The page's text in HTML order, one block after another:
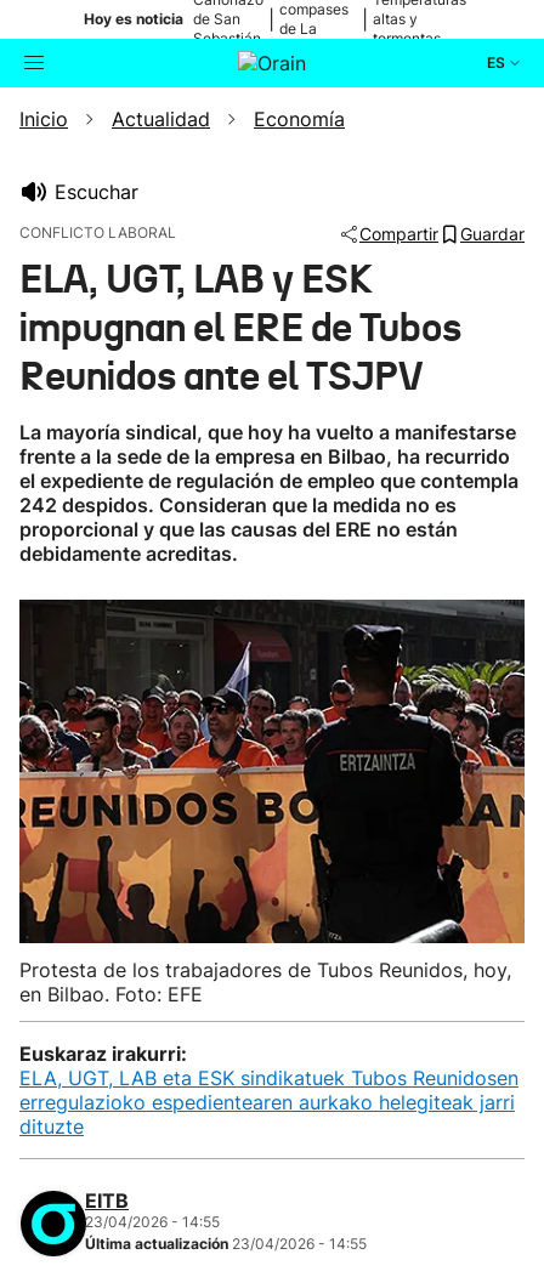
Hoy es noticia de San
Sebastián
compases
de La
altas y
tormentas
ES
Buscador Actualidad
Ikusmiran
Eguraldia
Inicio Actualidad Economía
Escuchar
CONFLICTO LABORAL Compartir Guardar
ELA, UGT, LAB y ESK
impugnan el ERE de Tubos
Reunidos ante el TSJPV
La mayoría sindical, que hoy ha vuelto a manifestarse
frente a la sede de la empresa en Bilbao, ha recurrido
el expediente de regulación de empleo que contempla
242 despidos. Consideran que la medida no es
proporcional y que las causas del ERE no están
debidamente acreditas.
Protesta de los trabajadores de Tubos Reunidos, hoy,
en Bilbao. Foto: EFE
Euskaraz irakurri:
ELA, UGT, LAB eta ESK sindikatuek Tubos Reunidosen
erregulazioko espedientearen aurkako helegiteak jarri
dituzte
EITB
23/04/2026 - 14:55
Última actualización 23/04/2026 - 14:55